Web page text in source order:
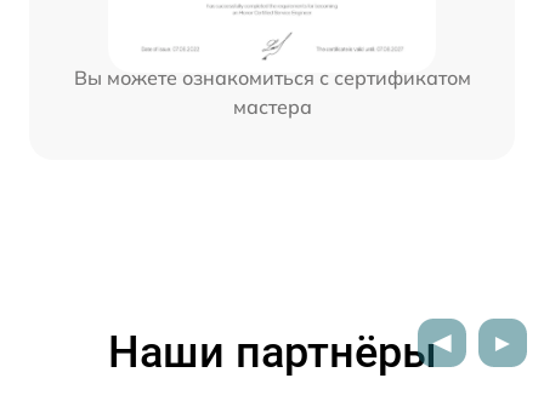
Вы можете ознакомиться с сертификатом
мастера
Наши партнёры